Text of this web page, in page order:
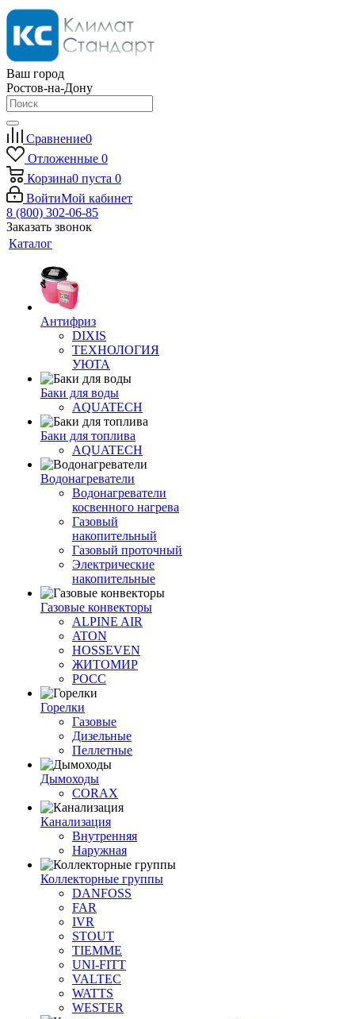
Ваш город
Ростов-на-Дону
Сравнение0
Отложенные 0
Корзина0 пуста 0
ВойтиМой кабинет
8 (800) 302-06-85
Заказать звонок
Каталог
Антифриз
DIXIS
ТЕХНОЛОГИЯ
УЮТА
Баки для воды
AQUATECH
Баки для топлива
AQUATECH
Водонагреватели
Водонагреватели
косвенного нагрева
Газовый
накопительный
Газовый проточный
Электрические
накопительные
Газовые конвекторы
ALPINE AIR
ATON
HOSSEVEN
ЖИТОМИР
РОСС
Горелки
Газовые
Дизельные
Пеллетные
Дымоходы
CORAX
Канализация
Внутренняя
Наружная
Коллекторные группы
DANFOSS
FAR
IVR
STOUT
TIEMME
UNI-FITT
VALTEC
WATTS
WESTER